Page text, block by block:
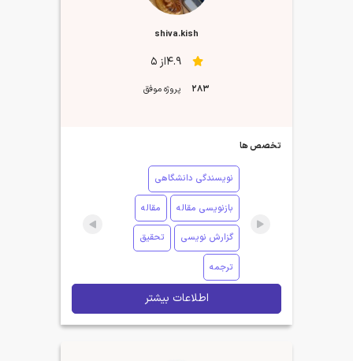
shiva.kish
4.9از 5
283 پروژه موفق
تخصص ها
نویسندگی دانشگاهی
بازنویسی مقاله مقاله
گزارش نویسی تحقیق
ترجمه
اطلاعات بیشتر